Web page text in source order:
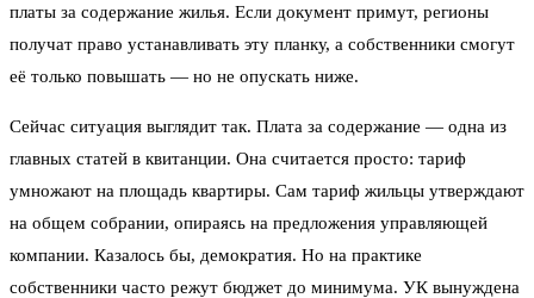
платы за содержание жилья. Если документ примут, регионы
получат право устанавливать эту планку, а собственники смогут
её только повышать — но не опускать ниже.
Сейчас ситуация выглядит так. Плата за содержание — одна из
главных статей в квитанции. Она считается просто: тариф
умножают на площадь квартиры. Сам тариф жильцы утверждают
на общем собрании, опираясь на предложения управляющей
компании. Казалось бы, демократия. Но на практике
собственники часто режут бюджет до минимума. УК вынуждена